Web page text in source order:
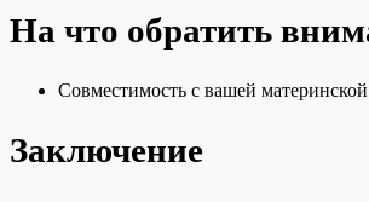
На что обратить
Совместимость с вашей
Заключение